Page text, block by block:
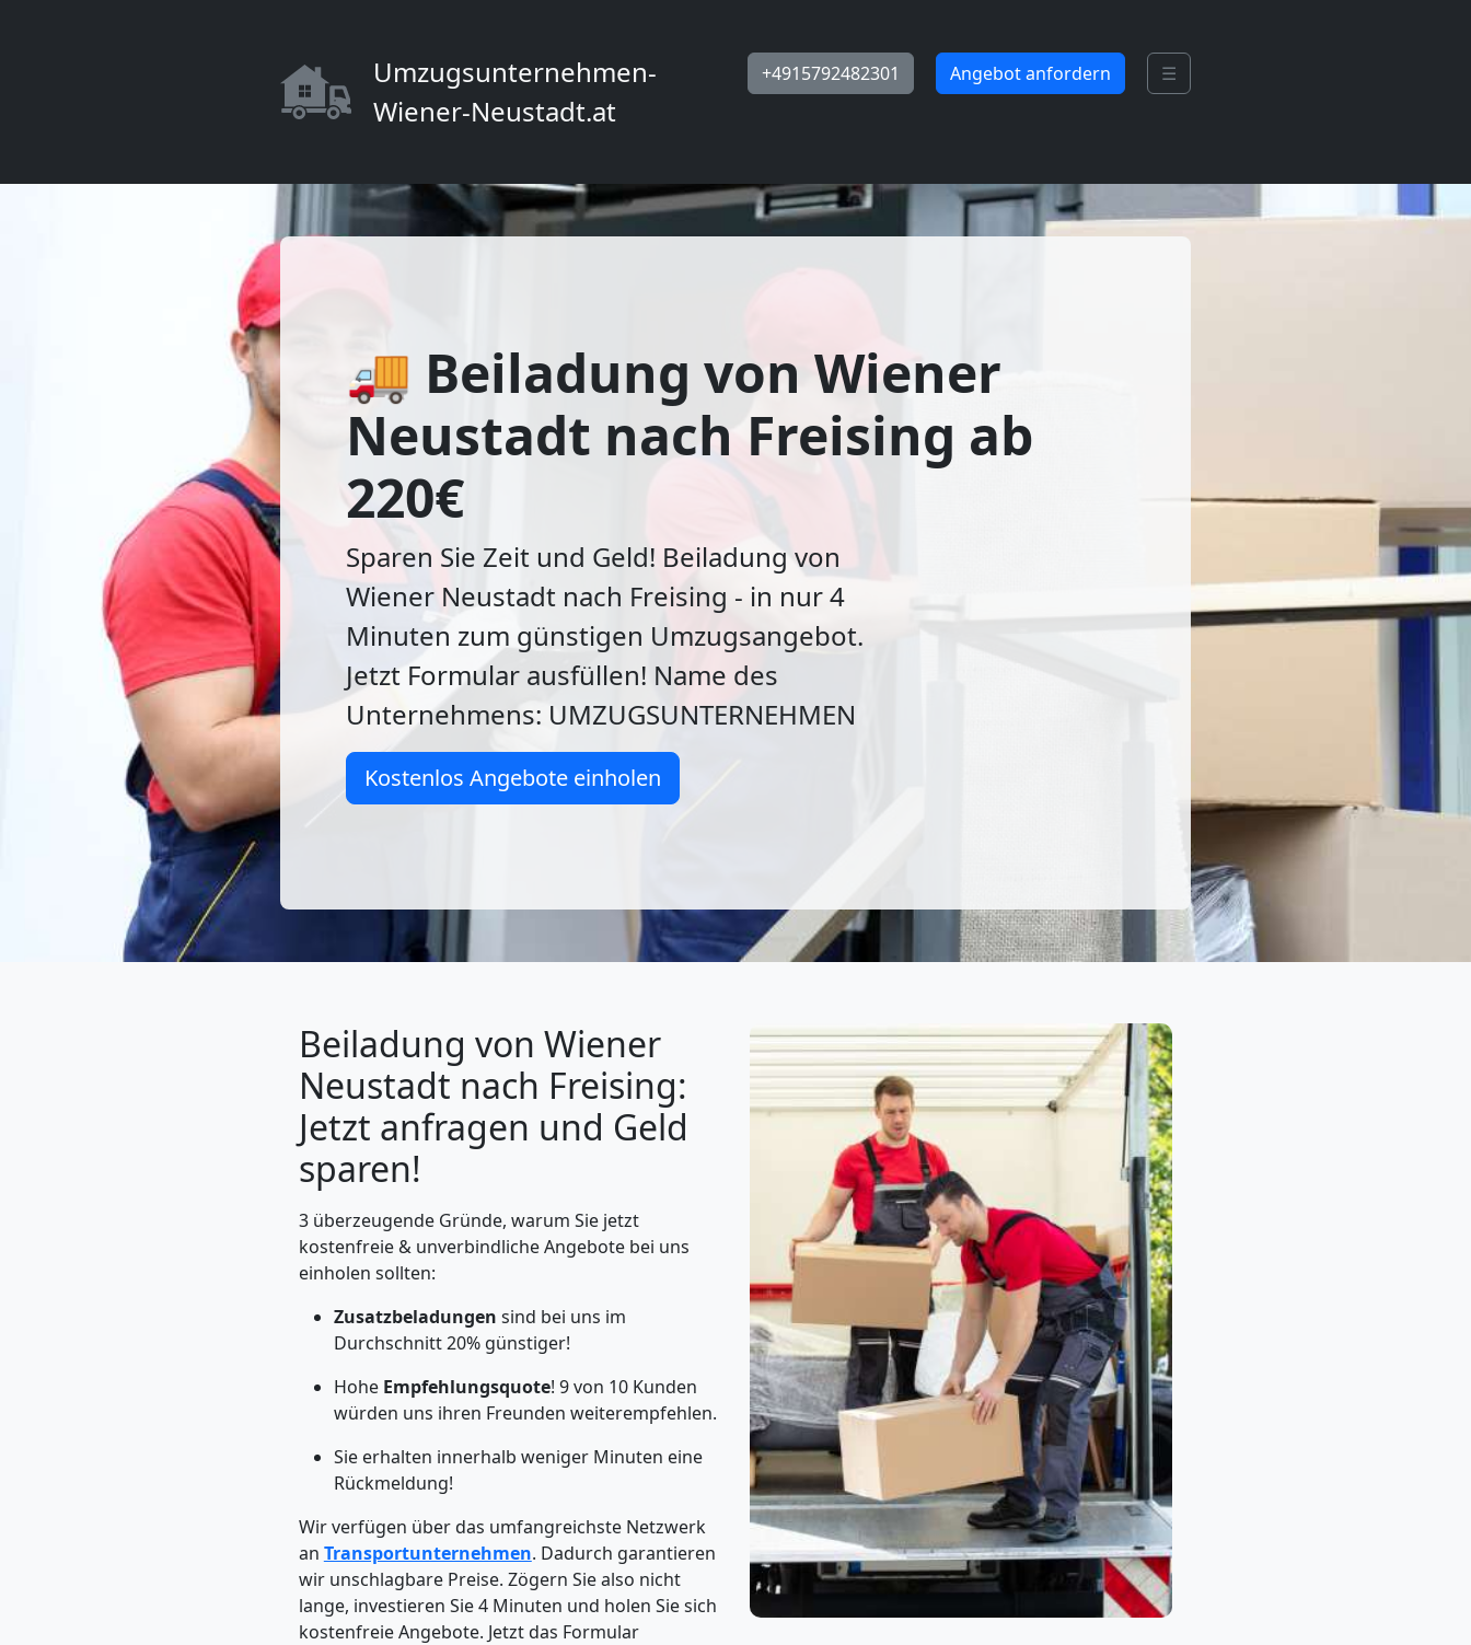
Umzugsunternehmen-
Wiener-Neustadt.at
+4915792482301 Angebot anfordern ☰
🚚 Beiladung von Wiener
Neustadt nach Freising ab
220€
Sparen Sie Zeit und Geld! Beiladung von
Wiener Neustadt nach Freising - in nur 4
Minuten zum günstigen Umzugsangebot.
Jetzt Formular ausfüllen! Name des
Unternehmens: UMZUGSUNTERNEHMEN
Kostenlos Angebote einholen
Beiladung von Wiener
Neustadt nach Freising:
Jetzt anfragen und Geld
sparen!
3 überzeugende Gründe, warum Sie jetzt
kostenfreie & unverbindliche Angebote bei uns
einholen sollten:
Zusatzbeladungen sind bei uns im
Durchschnitt 20% günstiger!
Hohe Empfehlungsquote! 9 von 10 Kunden
würden uns ihren Freunden weiterempfehlen.
Sie erhalten innerhalb weniger Minuten eine
Rückmeldung!
Wir verfügen über das umfangreichste Netzwerk
an Transportunternehmen. Dadurch garantieren
wir unschlagbare Preise. Zögern Sie also nicht
lange, investieren Sie 4 Minuten und holen Sie sich
kostenfreie Angebote. Jetzt das Formular